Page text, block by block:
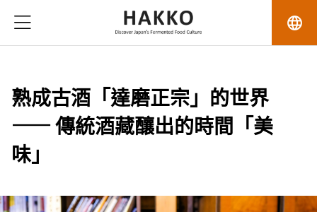
language
熟成古酒「達磨正宗」的世界
—— 傳統酒藏釀出的時間「美
味」